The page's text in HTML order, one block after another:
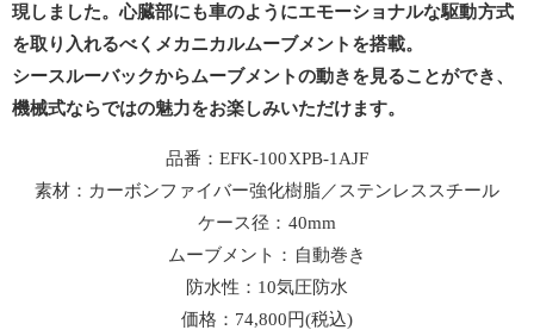
現しました。心臓部にも車のようにエモーショナルな駆動方式
を取り入れるべくメカニカルムーブメントを搭載。
シースルーバックからムーブメントの動きを見ることができ、
機械式ならではの魅力をお楽しみいただけます。
品番：EFK-100XPB-1AJF
素材：カーボンファイバー強化樹脂／ステンレススチール
ケース径：40mm
ムーブメント：自動巻き
防水性：10気圧防水
価格：74,800円(税込)